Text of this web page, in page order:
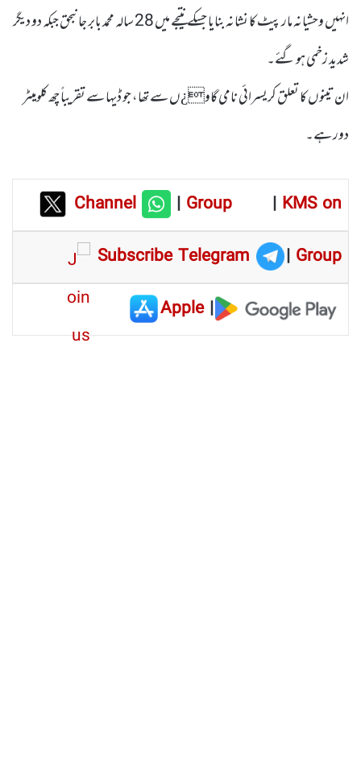
انہیں وحشیانہ مار پیٹ کا نشانہ بنایا جسکے نتیجے میں 28 سالہ محمد بابر جانبحق جبکہ دو دیگر
شدید زخمی ہو گئے۔
ان تینوں کا تعلق کریسرائی نامی گاو¿ں سے تھا، جو ڈیہا سے تقریباً چھ کلومیٹر
دور ہے۔
Channel |Group | KMS on
Subscribe Telegram
| Group
|
Apple